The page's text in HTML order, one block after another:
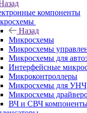
компоненты
Назад
Микросхемы
Микросхемы
Микросхемы для
Интерфейсные
Микроконтроллеры
Микросхемы для УНЧ
Микросхемы
ВЧ и СВЧ